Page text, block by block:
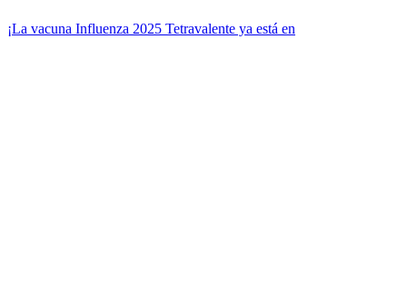
¡La vacuna Influenza 2025 Tetravalente ya está en